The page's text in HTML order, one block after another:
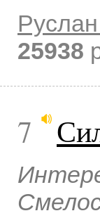
25938
7